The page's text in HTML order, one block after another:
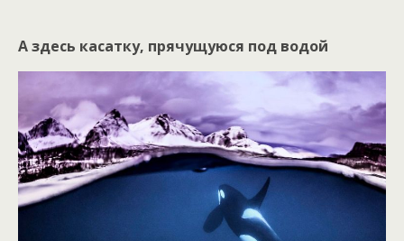
А здесь касатку, прячущуюся под водой